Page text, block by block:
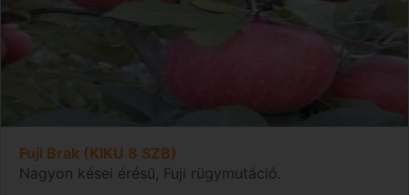
Fuji Brak (KIKU 8 SZB)
Nagyon kései érésű, Fuji rügymutáció.